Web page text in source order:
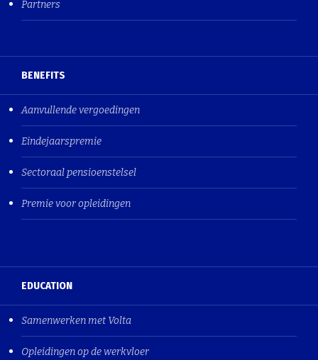
Partners
BENEFITS
Aanvullende vergoedingen
Eindejaarspremie
Sectoraal pensioenstelsel
Premie voor opleidingen
EDUCATION
Samenwerken met Volta
Opleidingen op de werkvloer